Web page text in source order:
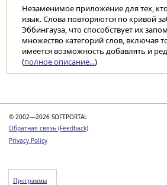
Незаменимое приложение для тех,
язык. Слова повторяются по кривой
Эббингауза, что способствует их
множество категорий слов, включая
имеется возможность добавлять и
(полное описание...)
© 2002—2026 SOFTPORTAL
Обратная связь (Feedback)
Privacy Policy
Программы